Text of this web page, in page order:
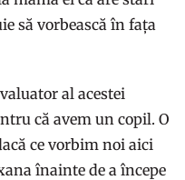
să vorbească în fața
al acestei
că avem un copil. O
ce vorbim noi aici
înainte de a începe